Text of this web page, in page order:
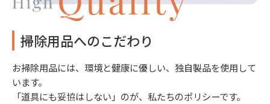
掃除用品へのこだわり
お掃除用品には、環境と健康に優しい、独自製品を使用して
います。
「道具にも妥協はしない」のが、私たちのポリシーです。